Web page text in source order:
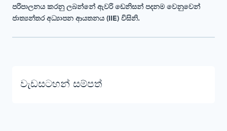
පරිපාලනය කරනු ලබන්නේ ඇවරි ඩෙනිසන් පදනම වෙනුවෙන්
ජාත්‍යන්තර අධ්‍යාපන ආයතනය (IIE) විසිනි.
වැඩසටහන් සම්පත්